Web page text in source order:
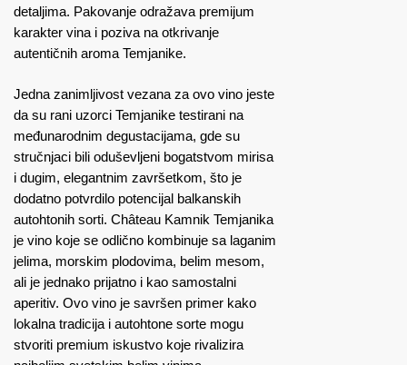
detaljima. Pakovanje odražava premijum
karakter vina i poziva na otkrivanje
autentičnih aroma Temjanike.
Jedna zanimljivost vezana za ovo vino jeste
da su rani uzorci Temjanike testirani na
međunarodnim degustacijama, gde su
stručnjaci bili oduševljeni bogatstvom mirisa
i dugim, elegantnim završetkom, što je
dodatno potvrdilo potencijal balkanskih
autohtonih sorti. Château Kamnik Temjanika
je vino koje se odlično kombinuje sa laganim
jelima, morskim plodovima, belim mesom,
ali je jednako prijatno i kao samostalni
aperitiv. Ovo vino je savršen primer kako
lokalna tradicija i autohtone sorte mogu
stvoriti premium iskustvo koje rivalizira